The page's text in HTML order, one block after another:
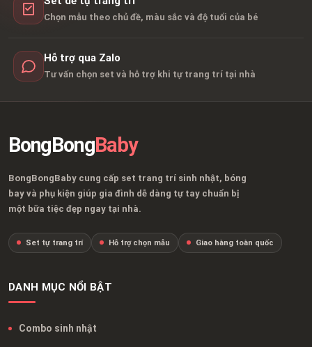
Chọn mẫu theo chủ đề, màu sắc và độ tuổi của bé
Hỗ trợ qua Zalo
Tư vấn chọn set và hỗ trợ khi tự trang trí tại nhà
BongBongBaby
BongBongBaby cung cấp set trang trí sinh nhật, bóng
bay và phụ kiện giúp gia đình dễ dàng tự tay chuẩn bị
một bữa tiệc đẹp ngay tại nhà.
Set tự trang trí Hỗ trợ chọn mẫu Giao hàng toàn quốc
DANH MỤC NỔI BẬT
Combo sinh nhật